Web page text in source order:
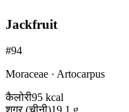
Jackfruit
#94
Moraceae · Artocarpus
कैलोरी95 kcal